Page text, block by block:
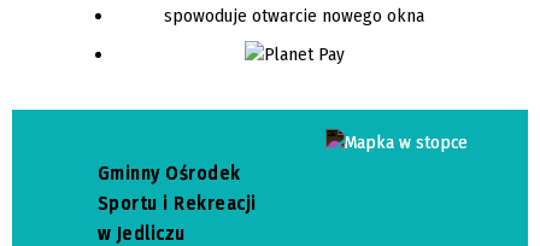
Gminny Ośrodek
Sportu i Rekreacji
w Jedliczu